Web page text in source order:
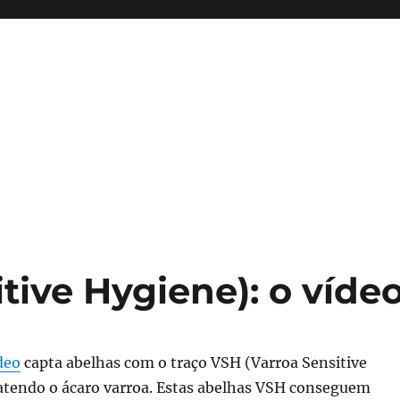
Hygiene): o
capta abelhas com o traço VSH (Varroa Sensitive
o ácaro varroa. Estas abelhas VSH conseguem